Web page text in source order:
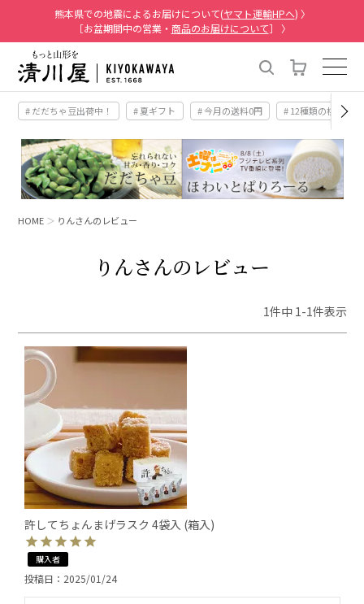
熊本県での地震によるお届けについて(ヤマト運輸HPへ) 〉
［お盆期間中の営業・ 商品のお届けについて］ 〉
# だだちゃ豆出荷中！ # 夏ギフト # 今月の送料0円 # 12種類の桃
HOME りんさんのレビュー
りんさんのレビュー
1件中 1-1件表示
許してちょんまげラスク 4袋入 (箱入)
購入者
投稿日 2025/01/24